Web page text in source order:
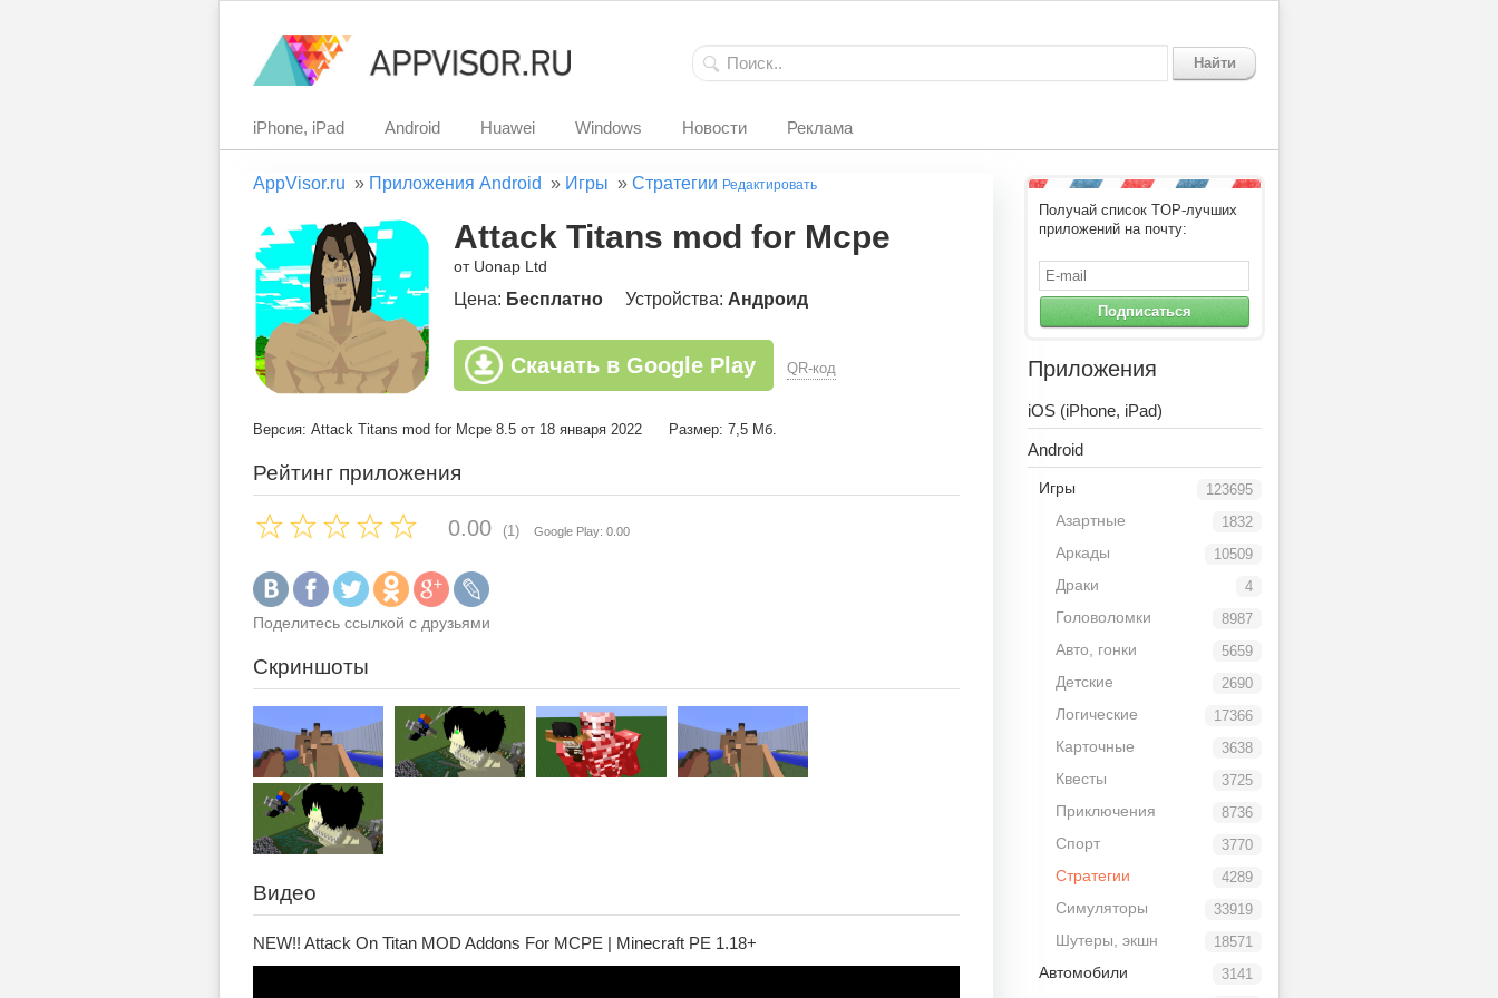
Найти
iPhone, iPad Android Huawei Windows Новости Реклама
AppVisor.ru » Приложения Android » Игры » Стратегии Редактировать
Attack Titans mod for Mcpe
от Uonap Ltd
Цена: Бесплатно Устройства: Андроид
Скачать в Google Play QR-код
Версия: Attack Titans mod for Mcpe 8.5 от 18 января 2022 Размер: 7,5 Мб.
Рейтинг приложения
0.00 (1) Google Play: 0.00
Поделитесь ссылкой с друзьями
Скриншоты
Видео
NEW!! Attack On Titan MOD Addons For MCPE | Minecraft PE 1.18+
Получай список TOP-лучших
приложений на почту:
Подписаться
Приложения
iOS (iPhone, iPad)
Android
123695
Игры
1832
Азартные
10509
Аркады
4
Драки
8987
Головоломки
5659
Авто, гонки
2690
Детские
17366
Логические
3638
Карточные
3725
Квесты
8736
Приключения
3770
Спорт
4289
Стратегии
33919
Симуляторы
18571
Шутеры, экшн
3141
Автомобили